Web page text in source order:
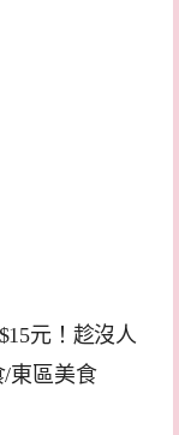
元！趁沒人
東區美食